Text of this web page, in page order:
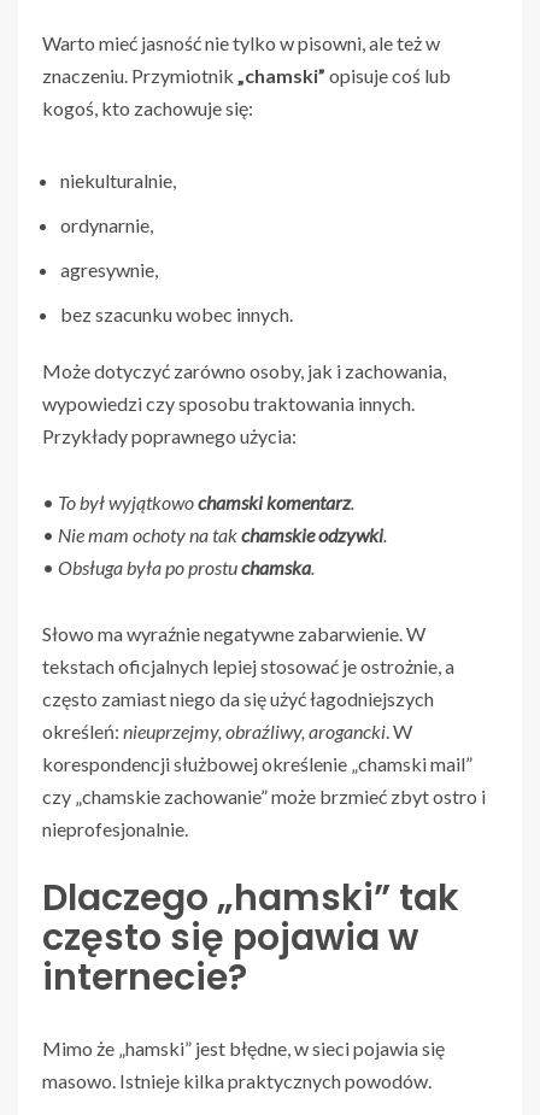
Warto mieć jasność nie tylko w pisowni, ale też w
znaczeniu. Przymiotnik „chamski” opisuje coś lub
kogoś, kto zachowuje się:
niekulturalnie,
ordynarnie,
agresywnie,
bez szacunku wobec innych.
Może dotyczyć zarówno osoby, jak i zachowania,
wypowiedzi czy sposobu traktowania innych.
Przykłady poprawnego użycia:
• To był wyjątkowochamski komentarz.
• Nie mam ochoty na takchamskie odzywki.
• Obsługa była po prostuchamska.
Słowo ma wyraźnie negatywne zabarwienie. W
tekstach oficjalnych lepiej stosować je ostrożnie, a
często zamiast niego da się użyć łagodniejszych
określeń: nieuprzejmy, obraźliwy, arogancki. W
korespondencji służbowej określenie „chamski mail”
czy „chamskie zachowanie” może brzmieć zbyt ostro i
nieprofesjonalnie.
Dlaczego „hamski” tak
często się pojawia w
internecie?
Mimo że „hamski” jest błędne, w sieci pojawia się
masowo. Istnieje kilka praktycznych powodów.